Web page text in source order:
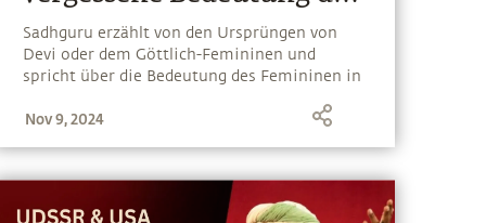
Femininen in unserer
Gesellschaft
Sadhguru erzählt von den Ursprüngen von
Devi oder dem Göttlich-Femininen und
spricht über die Bedeutung des Femininen in
Rolle, die es für eine gerechte Gesellschaft
Nov 9, 2024